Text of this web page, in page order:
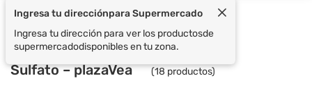
Ingresa tu direcciónpara Supermercado
Ingresa tu dirección para ver los productosde
supermercadodisponibles en tu zona.
Supermercado
Sulfato – plazaVea (18 productos)